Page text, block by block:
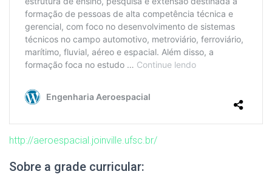
http://aeroespacial.joinville.ufsc.br/
Sobre a grade curricular: